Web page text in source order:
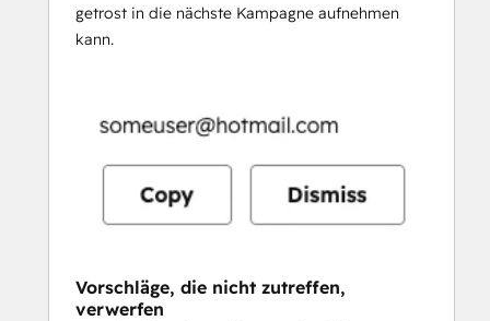
getrost in die nächste Kampagne aufnehmen
kann.
Vorschläge, die nicht zutreffen,
verwerfen